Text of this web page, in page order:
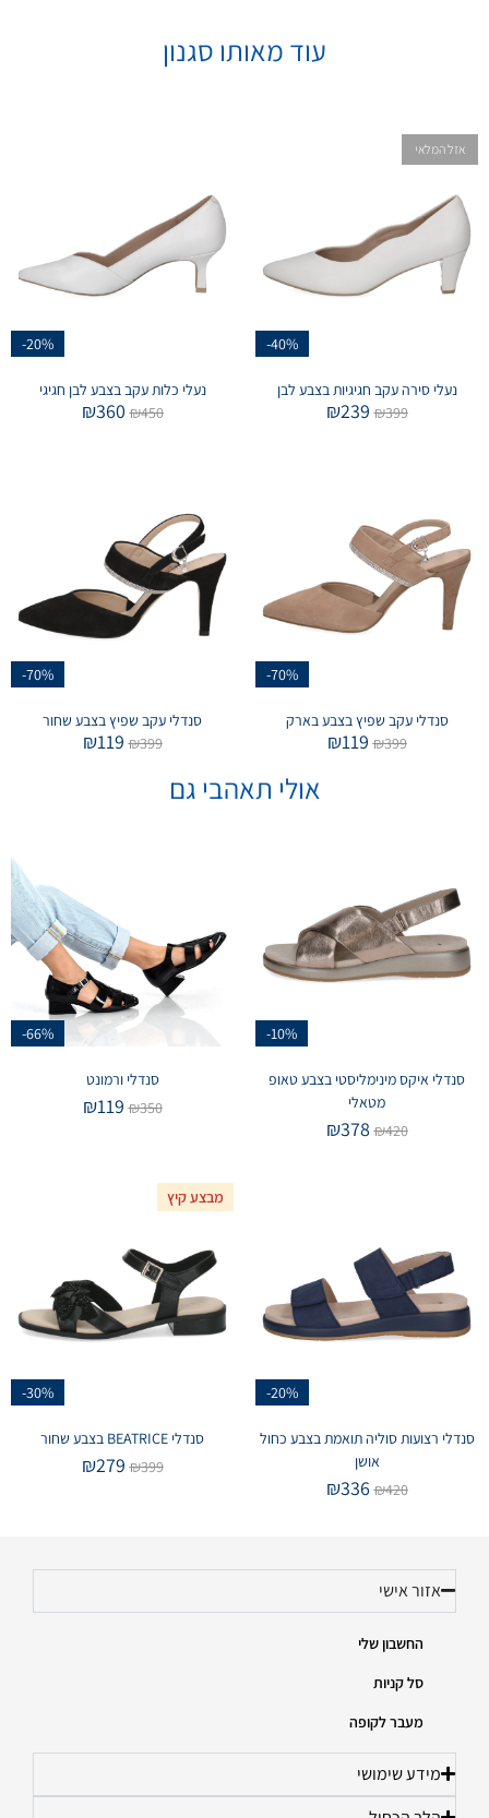
עוד מאותו סגנון
-40%
אזל המלאי
נעלי סירה עקב חגיגיות בצבע לבן
₪399
₪239
-20%
נעלי כלות עקב בצבע לבן חגיגי
₪450
₪360
-70%
סנדלי עקב שפיץ בצבע בארק
₪399
₪119
-70%
סנדלי עקב שפיץ בצבע שחור
₪399
₪119
אולי תאהבי גם
-10%
סנדלי איקס מינימליסטי בצבע טאופ
מטאלי
₪420
₪378
-66%
סנדלי ורמונט
₪350
₪119
-20%
סנדלי רצועות סוליה תואמת בצבע כחול
אושן
₪420
₪336
מבצע קיץ
-30%
סנדלי BEATRICE בצבע שחור
₪399
₪279
אזור אישי
החשבון שלי
סל קניות
מעבר לקופה
מידע שימושי